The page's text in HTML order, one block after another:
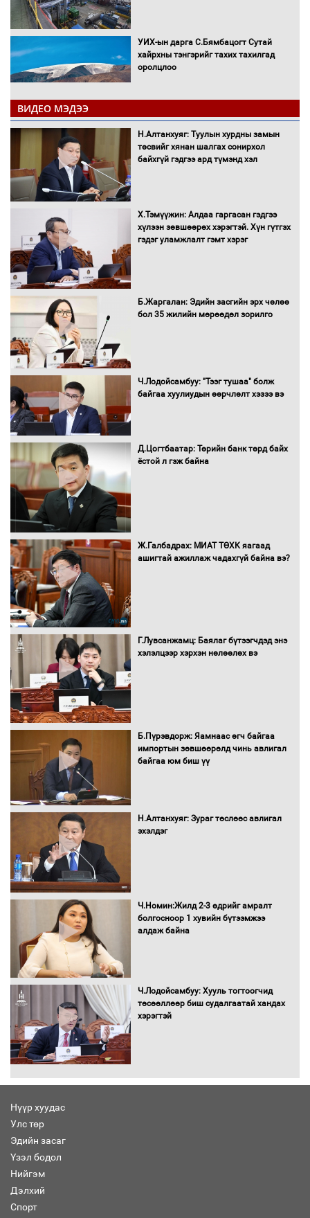
УИХ-ын дарга С.Бямбацогт Сутай
хайрхны тэнгэрийг тахих тахилгад
оролцлоо
С.Амарсайхан: Иргэдийг хохироосон
ААН-ийн нуугтмал хөрөнгийг
битүүмжлэнэ
Н.Номтойбаяр: Аймгуудад тулгамдаж
буй асуудлуудыг Засгийн газрын
хуралдаанд танилцуулж,
эрэгтэйчүүдийн волейболын тэмцээнд
оролцож байгаа баг тамирчдад
Автобензин, дизель түлшний онцгой
Нөөцийн махны худалдаа,
Монгол Улс “COP17”-д “Тал хээрийн
төлөвлөгөө”-гөө танилцуулна
худалдан авах журмыг баталлаа
шилжиж, найр наадам, зөвлөгөөн,
гадаад томилолтыг хориглолоо
ВИДЕО МЭДЭЭ
Н.Алтанхуяг: Туулын хурдны замын
төсвийг хянан шалгах сонирхол
байхгүй гэдгээ ард түмэнд хэл
Х.Тэмүүжин: Алдаа гаргасан гэдгээ
хүлээн зөвшөөрөх хэрэгтэй. Хүн гүтгэх
гэдэг уламжлалт гэмт хэрэг
Б.Жаргалан: Эдийн засгийн эрх чөлөө
бол 35 жилийн мөрөөдөл зорилго
Ч.Лодойсамбуу: "Тээг тушаа" болж
байгаа хуулиудын өөрчлөлт хэзээ вэ
Д.Цогтбаатар: Төрийн банк төрд байх
ёстой л гэж байна
Ж.Галбадрах: МИАТ ТӨХК яагаад
ашигтай ажиллаж чадахгүй байна вэ?
Г.Лувсанжамц: Баялаг бүтээгчдэд энэ
хэлэлцээр хэрхэн нөлөөлөх вэ
Б.Пүрэвдорж: Яамнаас өгч байгаа
импортын зөвшөөрөлд чинь авлигал
байгаа юм биш үү
Н.Алтанхуяг: Зураг төслөөс авлигал
эхэлдэг
Ч.Номин:Жилд 2-3 өдрийг амралт
болгосноор 1 хувийн бүтээмжээ
алдаж байна
Ч.Лодойсамбуу: Хууль тогтоогчид
төсөөллөөр биш судалгаатай хандах
хэрэгтэй
Нүүр хуудас
Улс төр
Эдийн засаг
Үзэл бодол
Нийгэм
Дэлхий
Спорт